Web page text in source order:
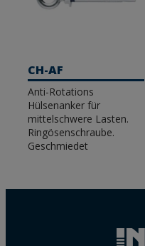
CH-AF
Anti-Rotations
Hülsenanker für
mittelschwere Lasten.
Ringösenschraube.
Geschmiedet